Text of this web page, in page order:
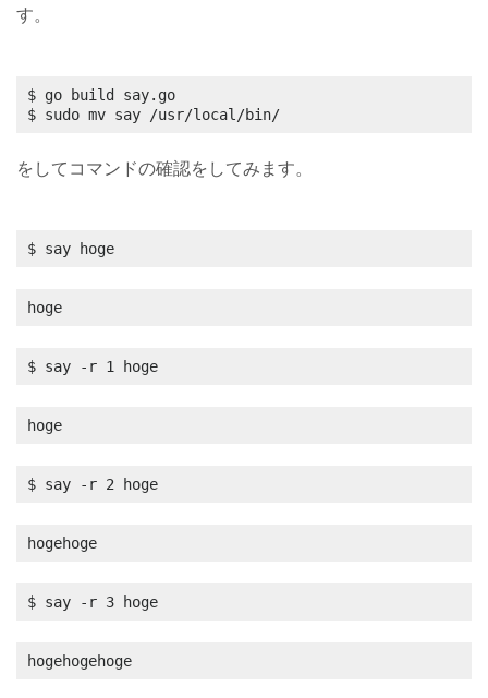
す。
$ go build say.go
$ sudo mv say /usr/local/bin/
をしてコマンドの確認をしてみます。
$ say hoge
hoge
$ say -r 1 hoge
hoge
$ say -r 2 hoge
hogehoge
$ say -r 3 hoge
hogehogehoge